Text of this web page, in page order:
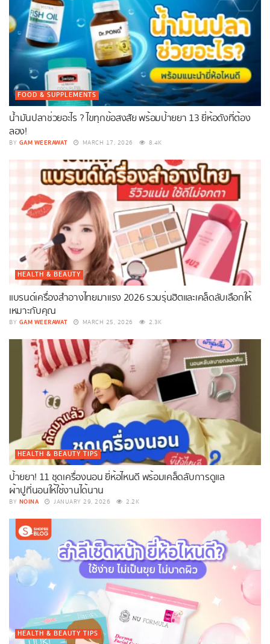
FOOD & SUPPLEMENTS
น้ำมันปลาช่วยอะไร ? ไขทุกข้อสงสัย พร้อมป้ายยา 13 ยี่ห้อดังที่ต้อง
ลอง!
BY GAM WEERAWAT MARCH 17, 2026 8.4K
HEALTH & BEAUTY
แบรนด์เครื่องสำอางไทยมาแรง 2026 รวมรุ่นฮิตและเคล็ดลับเลือกให้
เหมาะกับคุณ
BY GAM WEERAWAT MARCH 25, 2026 2.3K
HEALTH & BEAUTY TIPS
ป้ายยา! 11 ชุดเครื่องนอน ยี่ห้อไหนดี พร้อมเคล็ดลับการดูแล
ผ้าปูที่นอนให้ใช้งานได้นาน
BY NOINA JANUARY 29, 2026 2.2K
HEALTH & BEAUTY TIPS